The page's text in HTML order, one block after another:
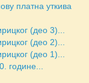
платна уткива
(део 3)...
(део 2)...
(део 1)...
године...